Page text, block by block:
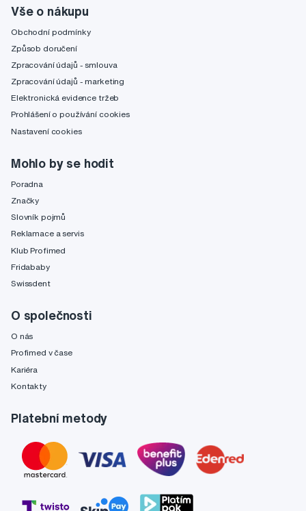
Vše o nákupu
Obchodní podmínky
Způsob doručení
Zpracování údajů - smlouva
Zpracování údajů - marketing
Elektronická evidence tržeb
Prohlášení o používání cookies
Nastavení cookies
Mohlo by se hodit
Poradna
Značky
Slovník pojmů
Reklamace a servis
Klub Profimed
Fridababy
Swissdent
O společnosti
O nás
Profimed v čase
Kariéra
Kontakty
Platební metody